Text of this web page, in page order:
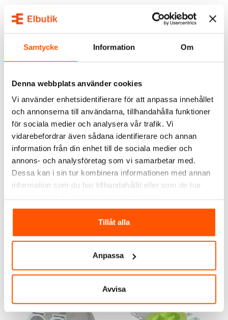
Samtycke Information Om
Denna webbplats använder cookies
Vi använder enhetsidentifierare för att anpassa innehållet
och annonserna till användarna, tillhandahålla funktioner
för sociala medier och analysera vår trafik. Vi
vidarebefordrar även sådana identifierare och annan
information från din enhet till de sociala medier och
annons- och analysföretag som vi samarbetar med.
Dessa kan i sin tur kombinera informationen med annan
information som du har tillhandahållit eller som de har
Tillåt alla
Anpassa
Avvisa
Namron Twistline Stuts
Namron
I webblager: 59 st
Namron Twistline Stuts
I webblager: 100+ st
LÄGG I VARUKORG
I webblager: 100+ st
dosa 6mm
12,00 kr
I webblager: 77 st